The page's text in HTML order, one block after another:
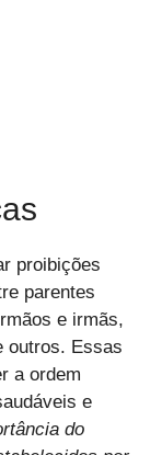
proibições
parentes
e irmãs,
outros. Essas
a ordem
e
do